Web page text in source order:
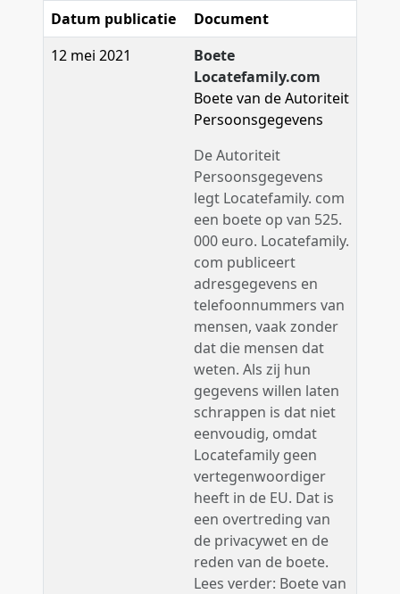
Datum publicatie
Document
12 mei 2021
Boete
Locatefamily.com
Boete van de Autoriteit
Persoonsgegevens
De Autoriteit
Persoonsgegevens
legt Locatefamily. com
een boete op van 525.
000 euro. Locatefamily.
com publiceert
adresgegevens en
telefoonnummers van
mensen, vaak zonder
dat die mensen dat
weten. Als zij hun
gegevens willen laten
schrappen is dat niet
eenvoudig, omdat
Locatefamily geen
vertegenwoordiger
heeft in de EU. Dat is
een overtreding van
de privacywet en de
reden van de boete.
Lees verder: Boete van